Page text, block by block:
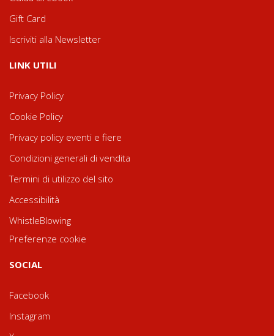
Gift Card
Iscriviti alla Newsletter
LINK UTILI
Privacy Policy
Cookie Policy
Privacy policy eventi e fiere
Condizioni generali di vendita
Termini di utilizzo del sito
Accessibilità
WhistleBlowing
Preferenze cookie
SOCIAL
Facebook
Instagram